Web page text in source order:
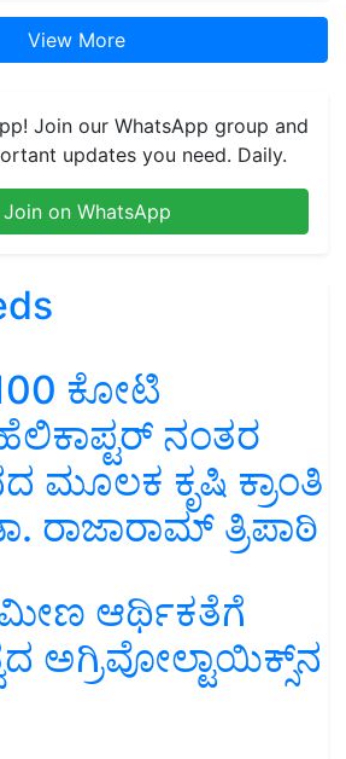
View More
Join our WhatsApp group and
updates you need. Daily.
Join on WhatsApp
ಕೋಟಿ
ನಂತರ
ಮೂಲಕ ಕೃಷಿ ಕ್ರಾಂತಿ
ರಾಜಾರಾಮ್ ತ್ರಿಪಾಠಿ
ಆರ್ಥಿಕತೆಗೆ
ಅಗ್ರಿವೋಲ್ಟಾಯಿಕ್ಸ್‌ನ